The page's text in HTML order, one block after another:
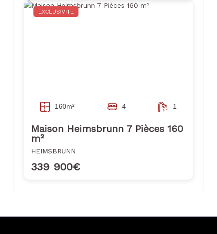
EXCLUSIVITE
160m² 4 1
Maison Heimsbrunn 7 Pièces 160
m²
HEIMSBRUNN
339 900€